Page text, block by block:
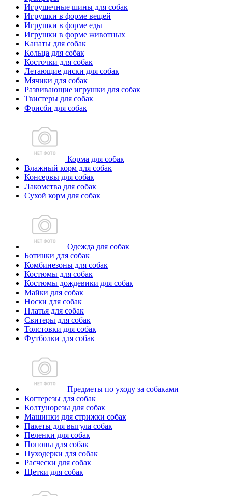
Игрушечные шины для собак
Игрушки в форме вещей
Игрушки в форме еды
Игрушки в форме животных
Канаты для собак
Кольца для собак
Косточки для собак
Летающие диски для собак
Мячики для собак
Развивающие игрушки для собак
Твистеры для собак
Фрисби для собак
Корма для собак
Влажный корм для собак
Консервы для собак
Лакомства для собак
Сухой корм для собак
Одежда для собак
Ботинки для собак
Комбинезоны для собак
Костюмы для собак
Костюмы дождевики для собак
Майки для собак
Носки для собак
Платья для собак
Свитеры для собак
Толстовки для собак
Футболки для собак
Предметы по уходу за собаками
Когтерезы для собак
Колтунорезы для собак
Машинки для стрижки собак
Пакеты для выгула собак
Пеленки для собак
Попоны для собак
Пуходерки для собак
Расчески для собак
Щетки для собак